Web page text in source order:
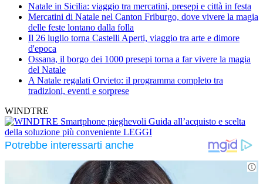
Natale in Sicilia: viaggio tra mercatini, presepi e città in festa
Mercatini di Natale nel Canton Friburgo, dove vivere la magia
delle feste lontano dalla folla
Il 26 luglio torna Castelli Aperti, viaggio tra arte e dimore
d'epoca
Ossana, il borgo dei 1000 presepi torna a far vivere la magia
del Natale
A Natale regalati Orvieto: il programma completo tra
tradizioni, eventi e sorprese
WINDTRE
Smartphone pieghevoli Guida all’acquisto e scelta
della soluzione più conveniente LEGGI